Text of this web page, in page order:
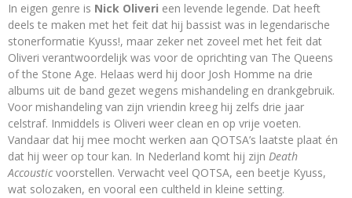
In eigen genre is Nick Oliveri een levende legende. Dat heeft
deels te maken met het feit dat hij bassist was in legendarische
stonerformatie Kyuss!, maar zeker net zoveel met het feit dat
Oliveri verantwoordelijk was voor de oprichting van The Queens
of the Stone Age. Helaas werd hij door Josh Homme na drie
albums uit de band gezet wegens mishandeling en drankgebruik.
Voor mishandeling van zijn vriendin kreeg hij zelfs drie jaar
celstraf. Inmiddels is Oliveri weer clean en op vrije voeten.
Vandaar dat hij mee mocht werken aan QOTSA’s laatste plaat én
dat hij weer op tour kan. In Nederland komt hij zijn Death
Accousticvoorstellen. Verwacht veel QOTSA, een beetje Kyuss,
wat solozaken, en vooral een cultheld in kleine setting.